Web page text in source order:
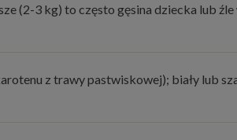
(2-3 kg) to często gęsina dziecka lub
z trawy pastwiskowej); biały lub